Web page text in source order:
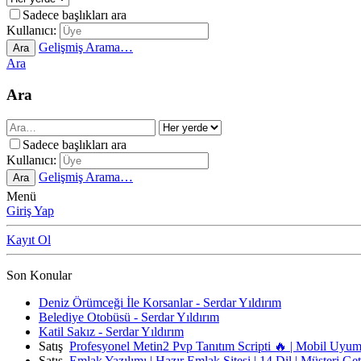
Sadece başlıkları ara
Kullanıcı:
Ara
Gelişmiş Arama…
Ara
Ara
Sadece başlıkları ara
Kullanıcı:
Ara
Gelişmiş Arama…
Menü
Giriş Yap
Kayıt Ol
Son Konular
Deniz Örümceği İle Korsanlar - Serdar Yıldırım
Belediye Otobüsü - Serdar Yıldırım
Katil Sakız - Serdar Yıldırım
Satış Profesyonel Metin2 Pvp Tanıtım Scripti 🔥 | Mobil